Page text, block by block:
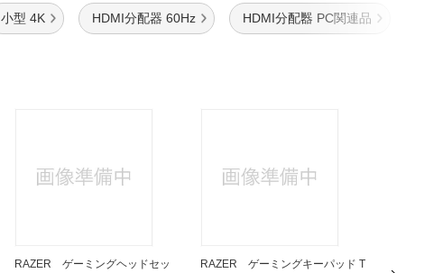
小型 4K HDMI分配器 60Hz HDMI分配器 PC関連品
RAZER ゲーミングヘッドセッ
RAZER ゲーミングキーパッド T